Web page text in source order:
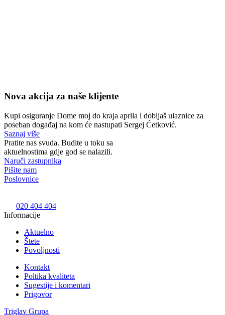
Nova akcija za naše klijente
Kupi osiguranje Dome moj do kraja aprila i dobijaš ulaznice za
poseban događaj na kom će nastupati Sergej Ćetković.
Saznaj više
Pratite nas svuda. Budite u toku sa
aktuelnostima gdje god se nalazili.
Naruči zastupnika
Pišite nam
Poslovnice
020 404 404
Informacije
Aktuelno
Štete
Povoljnosti
Kontakt
Poltika kvaliteta
Sugestije i komentari
Prigovor
Triglav Grupa